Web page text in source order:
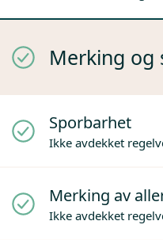
Merking og
Sporbarhet
Ikke avdekket
Merking av
Ikke avdekket